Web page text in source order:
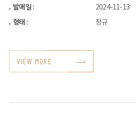
발매일 :
2024-11-13
형태 :
정규
VIEW MORE